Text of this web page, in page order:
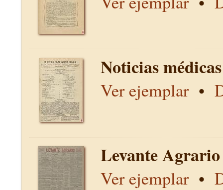
Noticias
Ver ejemplar•
Levante
Ver ejemplar•